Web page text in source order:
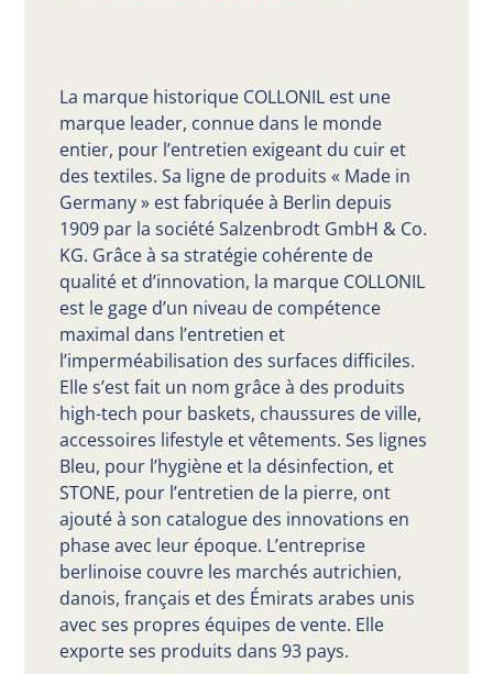
La marque historique COLLONIL est une
marque leader, connue dans le monde
entier, pour l’entretien exigeant du cuir et
des textiles. Sa ligne de produits « Made in
Germany » est fabriquée à Berlin depuis
1909 par la société Salzenbrodt GmbH & Co.
KG. Grâce à sa stratégie cohérente de
qualité et d’innovation, la marque COLLONIL
est le gage d’un niveau de compétence
maximal dans l’entretien et
l’imperméabilisation des surfaces difficiles.
Elle s’est fait un nom grâce à des produits
high-tech pour baskets, chaussures de ville,
accessoires lifestyle et vêtements. Ses lignes
Bleu, pour l’hygiène et la désinfection, et
STONE, pour l’entretien de la pierre, ont
ajouté à son catalogue des innovations en
phase avec leur époque. L’entreprise
berlinoise couvre les marchés autrichien,
danois, français et des Émirats arabes unis
avec ses propres équipes de vente. Elle
exporte ses produits dans 93 pays.